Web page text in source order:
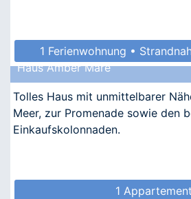
1 Ferienwohnung •
Haus Amber Mare
Tolles Haus mit unmittelbarer
Meer, zur Promenade sowie den
Einkaufskolonnaden.
1 Appartement